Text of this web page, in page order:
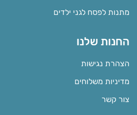
מתנות לפסח לגני ילדים
החנות שלנו
הצהרת נגישות
מדיניות משלוחים
צור קשר